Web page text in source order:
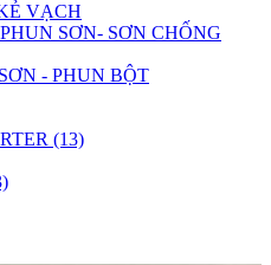
VẠCH
SƠN- SƠN CHỐNG
- PHUN BỘT
(13)